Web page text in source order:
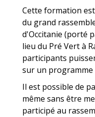
Cette formation
du grand
d'Occitanie (porté
lieu du Pré Vert à
participants
sur un
Il est possible de
même sans être
participé au